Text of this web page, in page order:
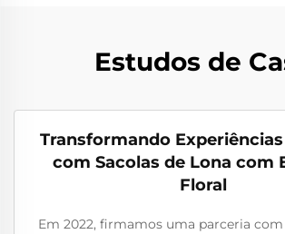
Estudos de
Transformando
com Sacolas de Lona com
Floral
Em 2022, firmamos uma parceria